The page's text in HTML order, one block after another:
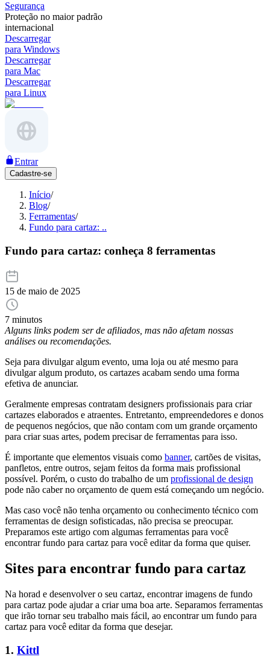
Segurança
Proteção no maior padrão
internacional
Descarregar
para Windows
Descarregar
para Mac
Descarregar
para Linux
Entrar
Cadastre-se
Início/
Blog/
Ferramentas/
Fundo para cartaz: ..
Fundo para cartaz: conheça 8 ferramentas
15 de maio de 2025
7 minutos
Alguns links podem ser de afiliados, mas não afetam nossas
análises ou recomendações.
Seja para divulgar algum evento, uma loja ou até mesmo para
divulgar algum produto, os cartazes acabam sendo uma forma
efetiva de anunciar.
Geralmente empresas contratam designers profissionais para criar
cartazes elaborados e atraentes. Entretanto, empreendedores e donos
de pequenos negócios, que não contam com um grande orçamento
para criar suas artes, podem precisar de ferramentas para isso.
É importante que elementos visuais como banner, cartões de visitas,
panfletos, entre outros, sejam feitos da forma mais profissional
possível. Porém, o custo do trabalho de um profissional de design
pode não caber no orçamento de quem está começando um negócio.
Mas caso você não tenha orçamento ou conhecimento técnico com
ferramentas de design sofisticadas, não precisa se preocupar.
Preparamos este artigo com algumas ferramentas para você
encontrar fundo para cartaz para você editar da forma que quiser.
Sites para encontrar fundo para cartaz
Na horad e desenvolver o seu cartaz, encontrar imagens de fundo
para cartaz pode ajudar a criar uma boa arte. Separamos ferramentas
que irão tornar seu trabalho mais fácil, ao encontrar um fundo para
cartaz para você editar da forma que desejar.
1. Kittl